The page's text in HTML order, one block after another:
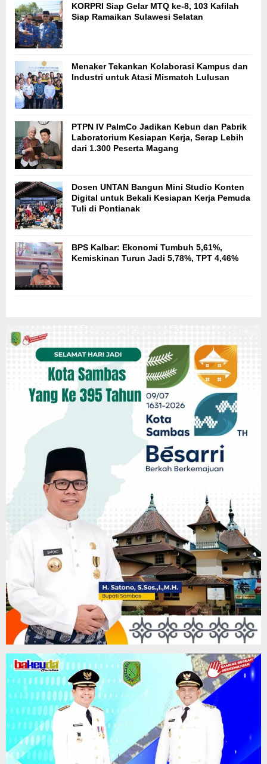
KORPRI Siap Gelar MTQ ke-8, 103 Kafilah
Siap Ramaikan Sulawesi Selatan
Menaker Tekankan Kolaborasi Kampus dan
Industri untuk Atasi Mismatch Lulusan
PTPN IV PalmCo Jadikan Kebun dan Pabrik
Laboratorium Kesiapan Kerja, Serap Lebih
dari 1.300 Peserta Magang
Dosen UNTAN Bangun Mini Studio Konten
Digital untuk Bekali Kesiapan Kerja Pemuda
Tuli di Pontianak
BPS Kalbar: Ekonomi Tumbuh 5,61%,
Kemiskinan Turun Jadi 5,78%, TPT 4,46%